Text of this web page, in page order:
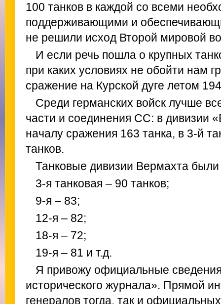
100 танков в каждой со всеми
поддерживающими и
не решили исход Второй мировой
И если речь пошла о крупных
при каких условиях не обойти нам
сражение на Курской дуге летом
Среди германских войск лучше
части и соединения СС: в дивизии
началу сражения 163 танка, в 3-й
танков.
Танковые дивизии Вермахта
3-я танковая – 90 танков;
9-я – 83;
12-я – 82;
18-я – 72;
19-я – 81 и т.д.
Я привожу официальные
исторического журнала». Прямой
генералов тогда, так и